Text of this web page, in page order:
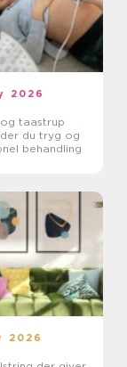
2026
taastrup
du tryg og
behandling
2026